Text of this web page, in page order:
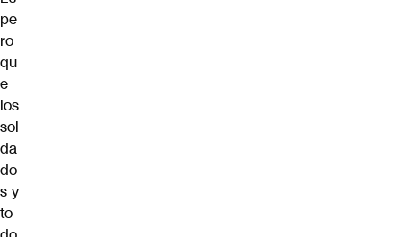
pe
ro
qu
e
los
sol
da
do
s y
to